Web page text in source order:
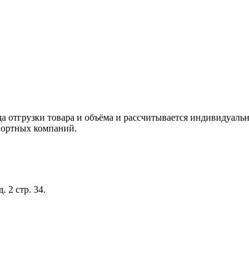
отгрузки товара и объёма и рассчитывается
компаний.
2 стр. 34.